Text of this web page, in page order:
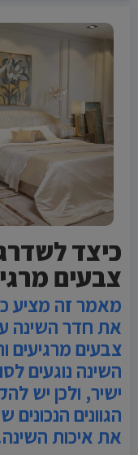
כיצד
צבעים
מאמר זה מציע
את חדר השינה
צבעים
השינה נוגעים
ישיר, ולכן יש
הגוונים
את איכות